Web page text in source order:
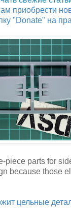
приобрести
"Donate" на
piece parts for
because those
цельные